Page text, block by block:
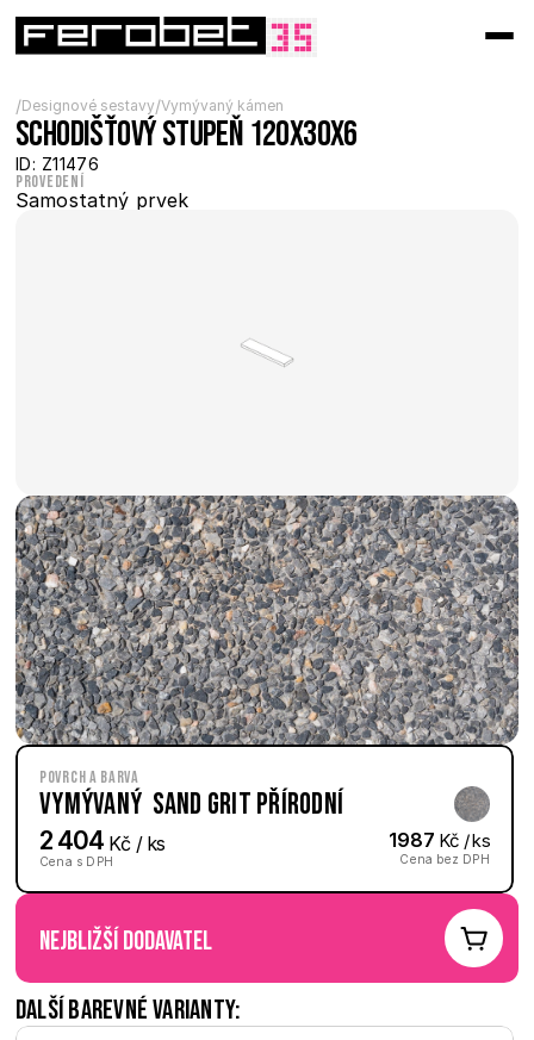
/Designové sestavy/Vymývaný kámen
Schodišťový stupeň 120x30x6
ID: Z11476
Provedení
Samostatný prvek
Povrch a barva
Vymývaný  Sand Grit přírodní
2 404 Kč / ks
Cena s DPH
1987 Kč / ks
Cena bez DPH
nejbližší dodavatel
Další barevné varianty: